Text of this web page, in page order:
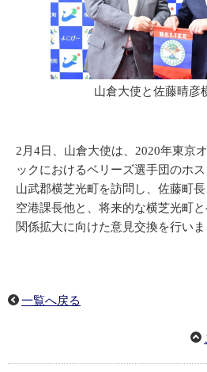
山倉大使と佐藤晴彦
2月4日、山倉大使は、2020年東京
ックにおけるベリーズ選手団のホ
山武郡横芝光町を訪問し、佐藤町
空港課長他と、将来的な横芝光町
関係拡大に向けた意見交換を行いま
一覧へ戻る